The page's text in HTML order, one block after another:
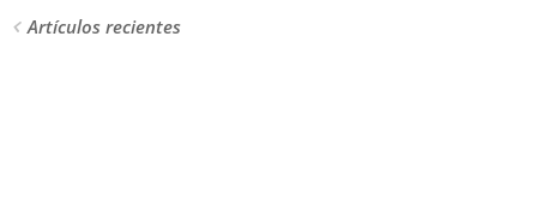
Artículos recientes